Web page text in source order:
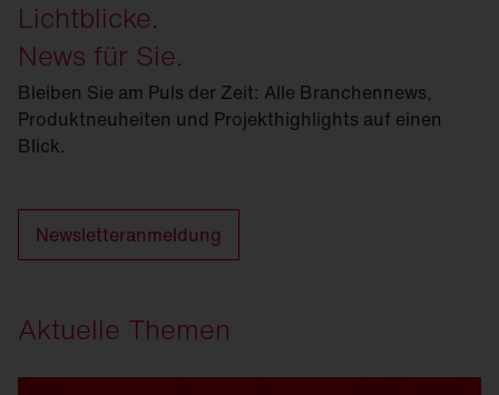
Lichtblicke.
News für Sie.
Bleiben Sie am Puls der Zeit: Alle Branchennews,
Produktneuheiten und Projekthighlights auf einen
Blick.
Newsletteranmeldung
Aktuelle Themen